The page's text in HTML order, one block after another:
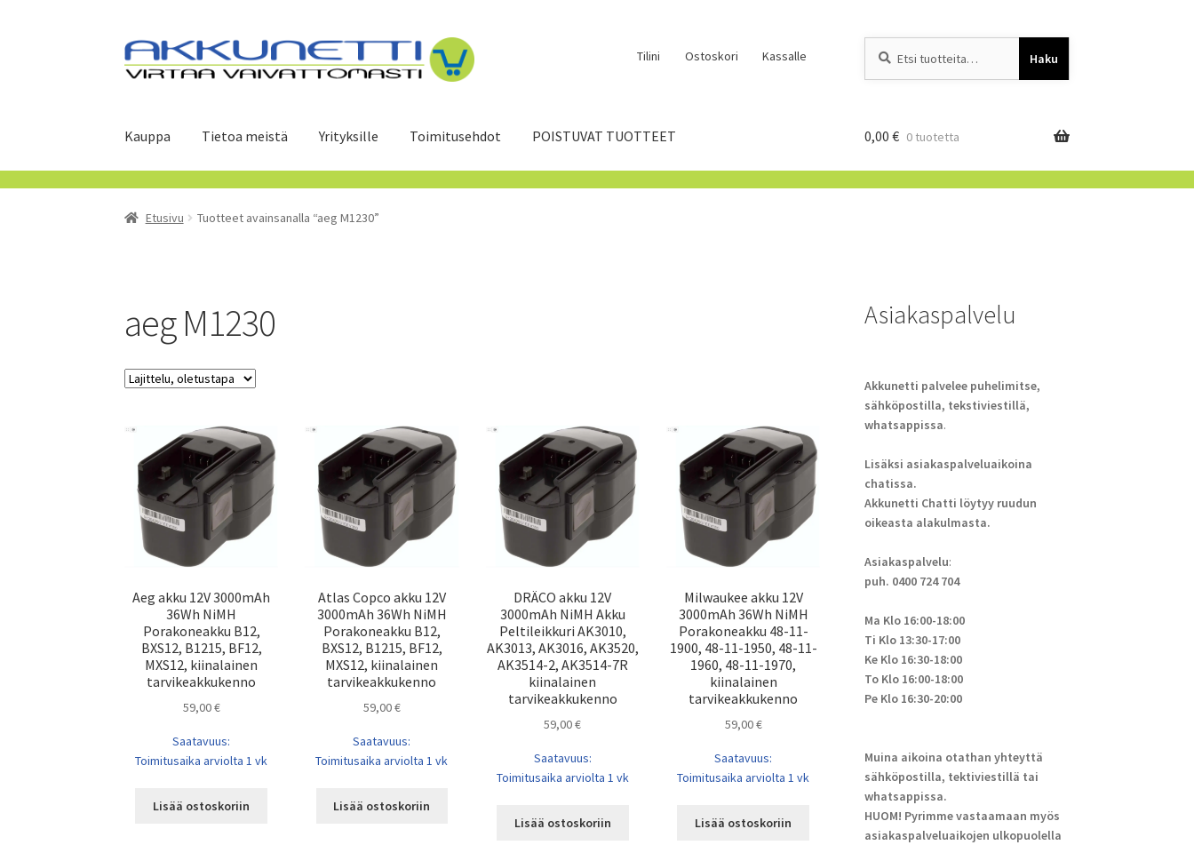
Siirry
navigointiin
Siirry
sisältöön
Tilini Ostoskori Kassalle Haku
Kauppa Tietoa meistä Yrityksille Toimitusehdot POISTUVAT TUOTTEET 0,00 € 0 tuotetta
Etusivu Tuotteet avainsanalla “aeg M1230”
aeg M1230
Aeg akku 12V 3000mAh
36Wh NiMH
Porakoneakku B12,
BXS12, B1215, BF12,
MXS12, kiinalainen
tarvikeakkukenno
59,00€
Saatavuus:
Toimitusaika arviolta 1 vk
Lisää ostoskoriin
Atlas Copco akku 12V
3000mAh 36Wh NiMH
Porakoneakku B12,
BXS12, B1215, BF12,
MXS12, kiinalainen
tarvikeakkukenno
59,00€
Saatavuus:
Toimitusaika arviolta 1 vk
Lisää ostoskoriin
DRÄCO akku 12V
3000mAh NiMH Akku
Peltileikkuri AK3010,
AK3013, AK3016, AK3520,
AK3514-2, AK3514-7R
kiinalainen
tarvikeakkukenno
59,00€
Saatavuus:
Toimitusaika arviolta 1 vk
Lisää ostoskoriin
Milwaukee akku 12V
3000mAh 36Wh NiMH
Porakoneakku 48-11-
1900, 48-11-1950, 48-11-
1960, 48-11-1970,
kiinalainen
tarvikeakkukenno
59,00€
Saatavuus:
Toimitusaika arviolta 1 vk
Lisää ostoskoriin
Asiakaspalvelu
Akkunetti palvelee puhelimitse,
sähköpostilla, tekstiviestillä,
whatsappissa.
Lisäksi asiakaspalveluaikoina
chatissa.
Akkunetti Chatti löytyy ruudun
oikeasta alakulmasta.
Asiakaspalvelu:
puh. 0400 724 704
Ma Klo 16:00-18:00
Ti Klo 13:30-17:00
Ke Klo 16:30-18:00
To Klo 16:00-18:00
Pe Klo 16:30-20:00
Muina aikoina otathan yhteyttä
sähköpostilla, tektiviestillä tai
whatsappissa.
HUOM! Pyrimme vastaamaan myös
asiakaspalveluaikojen ulkopuolella